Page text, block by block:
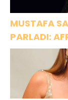
MUSTAFA
PARLADI: